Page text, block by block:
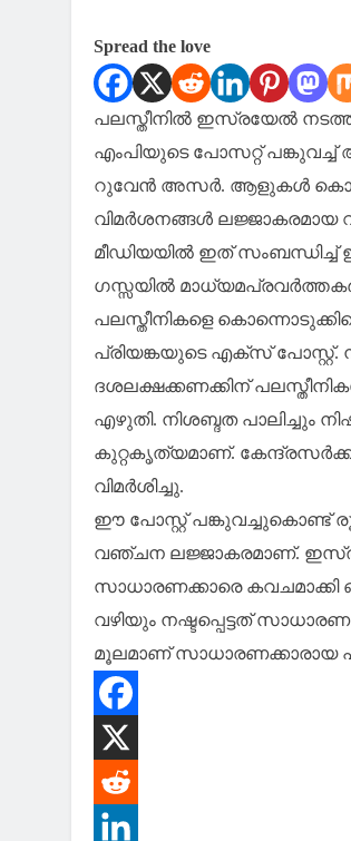
Spread the love
പലസ്തീനില്‍ ഇസ്രയേല്‍
എംപിയുടെ പോസറ്റ്
റുവേന്‍ അസര്‍. ആളുകള്‍
വിമര്‍ശനങ്ങള്‍
മീഡിയയില്‍ ഇത് സംബന്ധിച്ച്
ഗസ്സയില്‍
പലസ്തീനികളെ
പ്രിയങ്കയുടെ എക്‌സ് പോസ്റ്റ്.
ദശലക്ഷക്കണക്കിന്
എഴുതി. നിശബ്ദത പാലിച്ചും
കുറ്റകൃത്യമാണ്.
വിമര്‍ശിച്ചു.
ഈ പോസ്റ്റ് പങ്കുവച്ചുകൊണ്ട്
വഞ്ചന ലജ്ജാകരമാണ്.
സാധാരണക്കാരെ
വഴിയും നഷ്ടപ്പെട്ടത്
മൂലമാണ് സാധാരണക്കാരായ